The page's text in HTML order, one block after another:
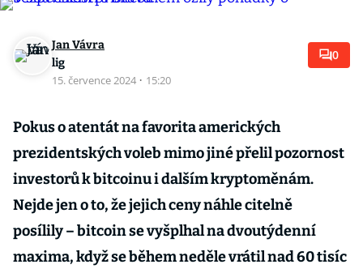
Jan Vávra
lig
15. července 2024 · 15:20
0
Pokus o atentát na favorita amerických
prezidentských voleb mimo jiné přelil pozornost
investorů k bitcoinu i dalším kryptoměnám.
Nejde jen o to, že jejich ceny náhle citelně
posílily – bitcoin se vyšplhal na dvoutýdenní
maxima, když se během neděle vrátil nad 60 tisíc